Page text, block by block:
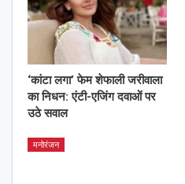
‘कांटा लगा’ फेम शेफाली जरीवाला
का निधन: एंटी-एजिंग दवाओं पर
उठे सवाल
मनोरंजन